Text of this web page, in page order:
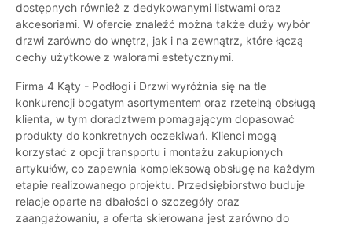
dostępnych również z dedykowanymi listwami oraz
akcesoriami. W ofercie znaleźć można także duży wybór
drzwi zarówno do wnętrz, jak i na zewnątrz, które łączą
cechy użytkowe z walorami estetycznymi.
Firma 4 Kąty - Podłogi i Drzwi wyróżnia się na tle
konkurencji bogatym asortymentem oraz rzetelną obsługą
klienta, w tym doradztwem pomagającym dopasować
produkty do konkretnych oczekiwań. Klienci mogą
korzystać z opcji transportu i montażu zakupionych
artykułów, co zapewnia kompleksową obsługę na każdym
etapie realizowanego projektu. Przedsiębiorstwo buduje
relacje oparte na dbałości o szczegóły oraz
zaangażowaniu, a oferta skierowana jest zarówno do